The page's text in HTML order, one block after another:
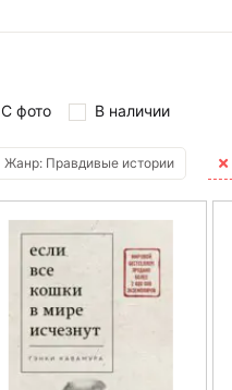
С фото В наличии
Жанр: Правдивые истории